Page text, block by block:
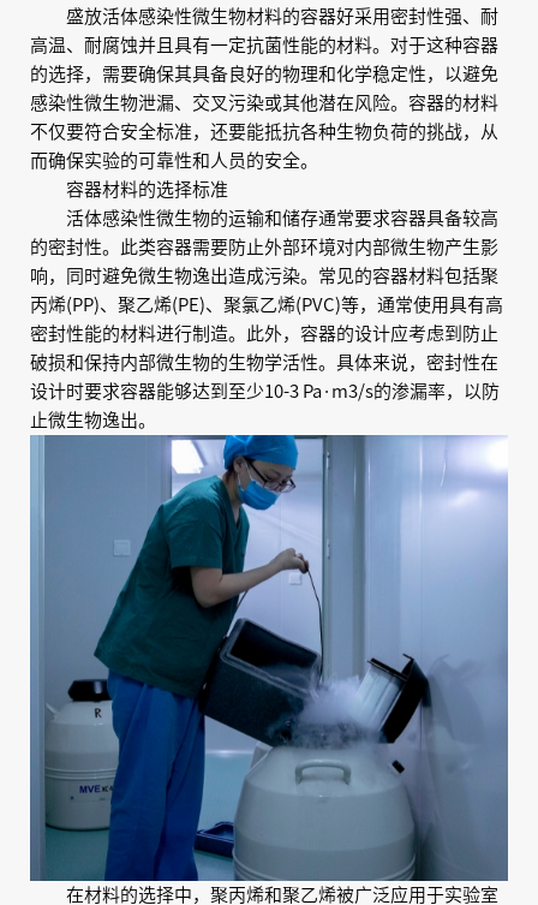
盛放活体感染性微生物材料的容器好采用密封性强、耐
高温、耐腐蚀并且具有一定抗菌性能的材料。对于这种容器
的选择，需要确保其具备良好的物理和化学稳定性，以避免
感染性微生物泄漏、交叉污染或其他潜在风险。容器的材料
不仅要符合安全标准，还要能抵抗各种生物负荷的挑战，从
而确保实验的可靠性和人员的安全。
容器材料的选择标准
活体感染性微生物的运输和储存通常要求容器具备较高
的密封性。此类容器需要防止外部环境对内部微生物产生影
响，同时避免微生物逸出造成污染。常见的容器材料包括聚
丙烯(PP)、聚乙烯(PE)、聚氯乙烯(PVC)等，通常使用具有高
密封性能的材料进行制造。此外，容器的设计应考虑到防止
破损和保持内部微生物的生物学活性。具体来说，密封性在
设计时要求容器能够达到至少10-3 Pa·m3/s的渗漏率，以防
止微生物逸出。
在材料的选择中，聚丙烯和聚乙烯被广泛应用于实验室